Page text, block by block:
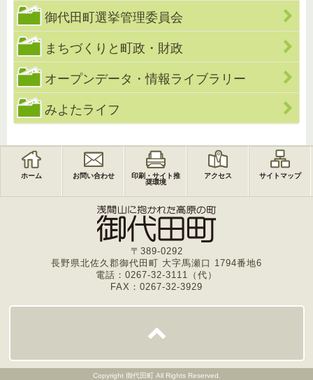
御代田町選挙管理委員会
まちづくりと町政・財政
オープンデータ・情報ライブラリー
みよたライフ
ホーム お問い合わせ
印刷・サイト推
奨環境
アクセス サイトマップ
〒389-0292
長野県北佐久郡御代田町 大字馬瀬口 1794番地6
電話：0267-32-3111（代）
FAX：0267-32-3929
Copyright 御代田町 All Rights Reserved.